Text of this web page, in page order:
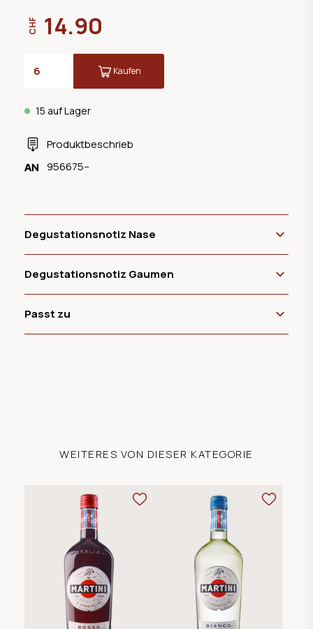
Produktbeschrieb
956675--
15 auf Lager
CHF 14.90
Kaufen
Degustationsnotiz Nase
Degustationsnotiz Gaumen
Passt zu
WEITERES VON DIESER KATEGORIE